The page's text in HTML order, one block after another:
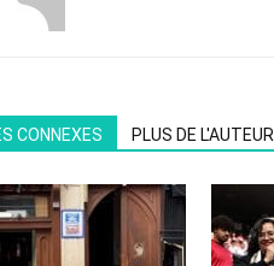
CONNEXES PLUS DE L'AUTEUR